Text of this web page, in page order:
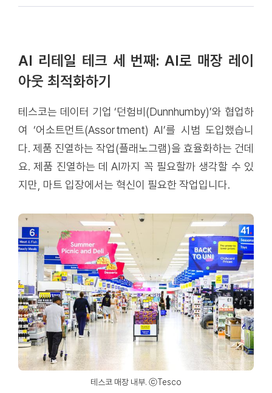
AI 리테일 테크 세 번째: AI로 매장 레이
아웃 최적화하기
테스코는 데이터 기업 ‘던험비(Dunnhumby)’와 협업하
여 ‘어소트먼트(Assortment) AI’를 시범 도입했습니
다. 제품 진열하는 작업(플래노그램)을 효율화하는 건데
요. 제품 진열하는 데 AI까지 꼭 필요할까 생각할 수 있
지만, 마트 입장에서는 혁신이 필요한 작업입니다.
테스코 매장 내부. ⓒTesco